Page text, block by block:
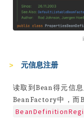
元信息注册
读取到Bean得元信
BeanFactory中，而